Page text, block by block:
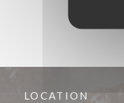
LOCATION